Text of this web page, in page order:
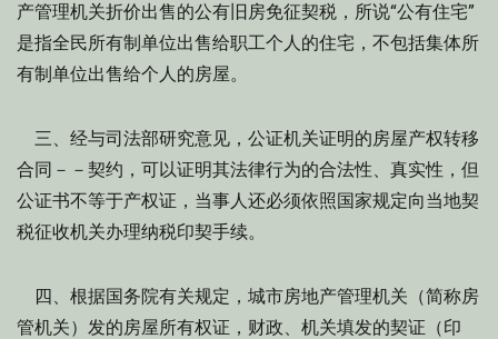
产管理机关折价出售的公有旧房免征契税，所说“公有住宅”
是指全民所有制单位出售给职工个人的住宅，不包括集体所
有制单位出售给个人的房屋。
三、经与司法部研究意见，公证机关证明的房屋产权转移
合同－－契约，可以证明其法律行为的合法性、真实性，但
公证书不等于产权证，当事人还必须依照国家规定向当地契
税征收机关办理纳税印契手续。
四、根据国务院有关规定，城市房地产管理机关（简称房
管机关）发的房屋所有权证，财政、机关填发的契证（印